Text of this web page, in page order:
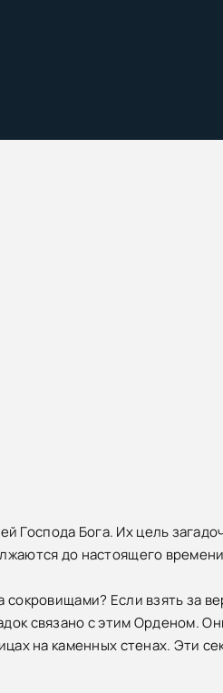
Господа Бога. Их цель
до настоящего
Если взять за
связано с этим Орденом.
на каменных стенах. Эти